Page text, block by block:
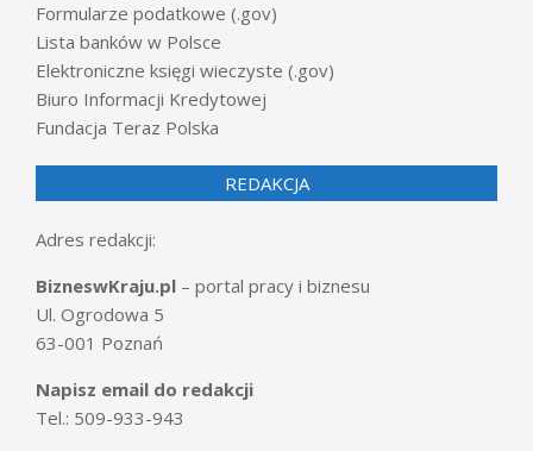
Formularze podatkowe (.gov)
Lista banków w Polsce
Elektroniczne księgi wieczyste (.gov)
Biuro Informacji Kredytowej
Fundacja Teraz Polska
REDAKCJA
Adres redakcji:
BizneswKraju.pl – portal pracy i biznesu
Ul. Ogrodowa 5
63-001 Poznań
Napisz email do redakcji
Tel.: 509-933-943